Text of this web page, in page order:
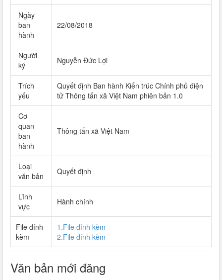
Ngày
ban
hành
22/08/2018
Người
ký
Nguyễn Đức Lợi
Trích
yếu
Quyết định Ban hành Kiến trúc Chính phủ điện
tử Thông tấn xã Việt Nam phiên bản 1.0
Cơ
quan
ban
hành
Thông tấn xã Việt Nam
Loại
văn bản
Quyết định
Lĩnh
vực
Hành chính
File đính
kèm
1.File đính kèm
2.File đính kèm
Văn bản mới đăng